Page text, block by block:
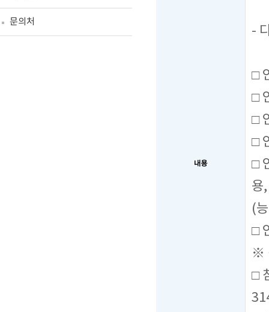
문의처
내용
-
□
□
□
□
□
용
(
□
※
□